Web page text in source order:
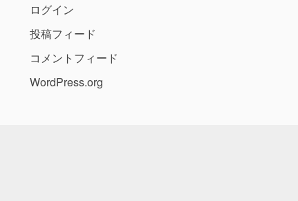
ログイン
投稿フィード
コメントフィード
WordPress.org